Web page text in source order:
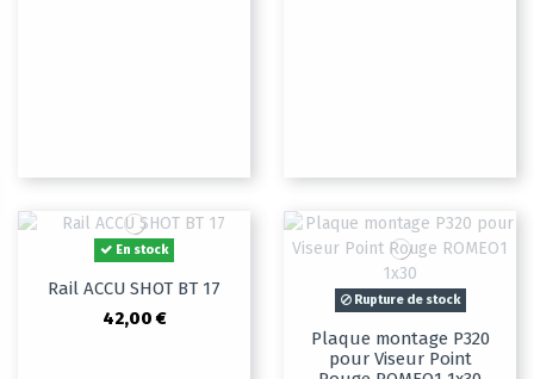
En stock
Rail ACCU SHOT BT 17
42,00 €
Rupture de stock
Plaque montage P320
pour Viseur Point